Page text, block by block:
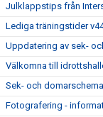
Julklappstips från
Lediga träningstider
Uppdatering av sek-
Välkomna till
Sek- och domarschema
Fotografering -